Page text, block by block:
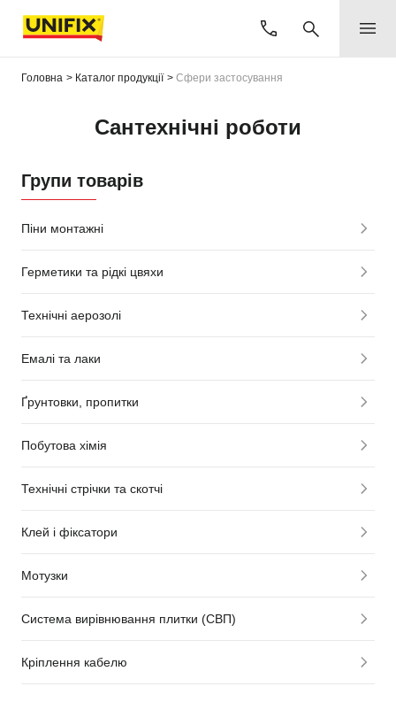
Головна Каталог продукції Сфери застосування
Сантехнічні роботи
Групи товарів
Піни монтажні
Герметики та рідкі цвяхи
Технічні аерозолі
Емалі та лаки
Ґрунтовки, пропитки
Побутова хімія
Технічні стрічки та скотчі
Клей і фіксатори
Мотузки
Система вирівнювання плитки (СВП)
Кріплення кабелю